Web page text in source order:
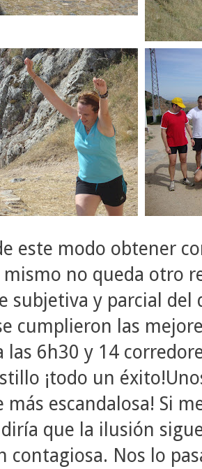
este modo obtener
no queda otro
subjetiva y parcial del
cumplieron las
las 6h30 y 14
¡todo un
más escandalosa! Si
que la ilusión
contagiosa. Nos lo